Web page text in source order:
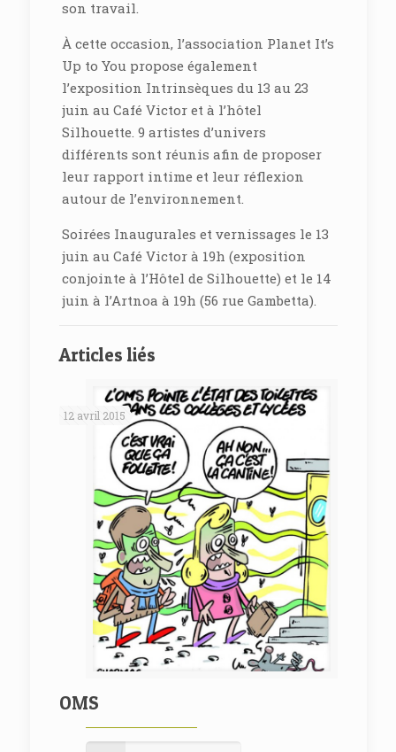
son travail.
À cette occasion, l’association Planet It’s
Up to You propose également
l’exposition Intrinsèques du 13 au 23
juin au Café Victor et à l’hôtel
Silhouette. 9 artistes d’univers
différents sont réunis afin de proposer
leur rapport intime et leur réflexion
autour de l’environnement.
Soirées Inaugurales et vernissages le 13
juin au Café Victor à 19h (exposition
conjointe à l’Hôtel de Silhouette) et le 14
juin à l’Artnoa à 19h (56 rue Gambetta).
Articles liés
12 avril 2015
OMS